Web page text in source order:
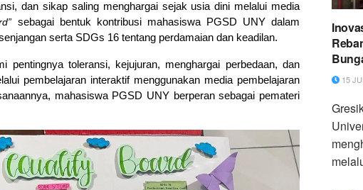
dan sikap saling menghargai sejak usia dini melalui media
sebagai bentuk kontribusi mahasiswa PGSD UNY dalam
serta SDGs 16 tentang perdamaian dan keadilan.
pentingnya toleransi, kejujuran, menghargai perbedaan, dan
pembelajaran interaktif menggunakan media pembelajaran
mahasiswa PGSD UNY berperan sebagai pemateri
15